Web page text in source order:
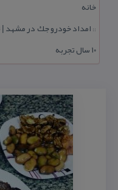
خانه
::
۱۰ سال تجربه